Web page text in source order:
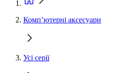
Комп’ютерні аксесуари
Усі серії